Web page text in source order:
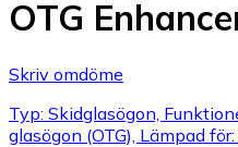
OTG
Skriv omdöme
Typ: Skidglasögon,
glasögon (OTG), Lämpad